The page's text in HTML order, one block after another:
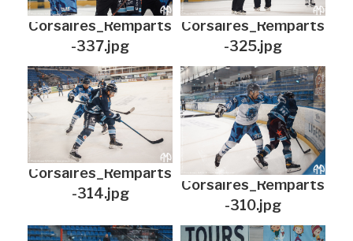
Corsaires_Remparts
-337.jpg
Corsaires_Remparts
-325.jpg
Corsaires_Remparts
-314.jpg
Corsaires_Remparts
-310.jpg